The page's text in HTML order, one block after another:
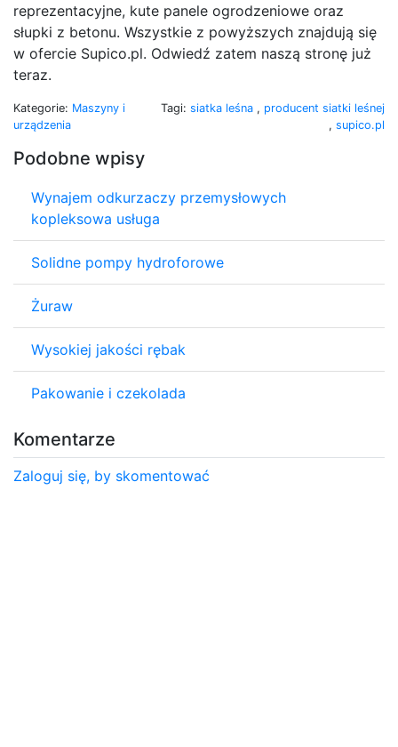
reprezentacyjne, kute panele ogrodzeniowe oraz
słupki z betonu. Wszystkie z powyższych znajdują się
w ofercie Supico.pl. Odwiedź zatem naszą stronę już
teraz.
Kategorie: Maszyny i
urządzenia
Tagi: siatka leśna , producent siatki leśnej
, supico.pl
Podobne wpisy
Wynajem odkurzaczy przemysłowych
kopleksowa usługa
Solidne pompy hydroforowe
Żuraw
Wysokiej jakości rębak
Pakowanie i czekolada
Komentarze
Zaloguj się, by skomentować